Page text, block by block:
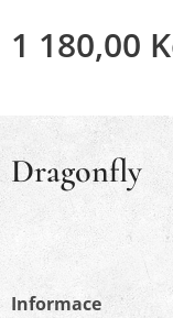
1 180,00
Dragonfly
Informace